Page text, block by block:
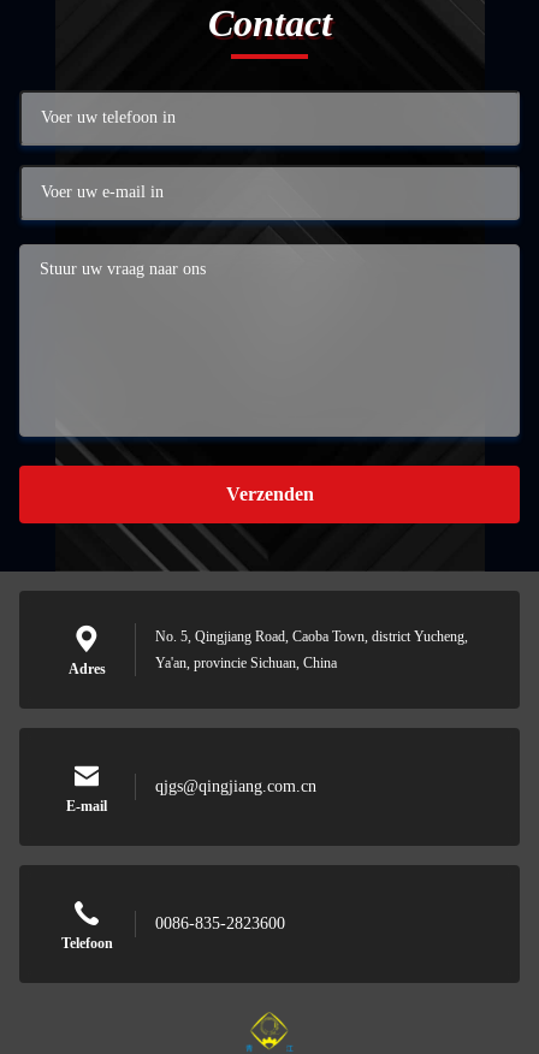
Contact
Verzenden
Adres
No. 5, Qingjiang Road, Caoba Town, district Yucheng,
Ya'an, provincie Sichuan, China
E-mail
qjgs@qingjiang.com.cn
Telefoon
0086-835-2823600